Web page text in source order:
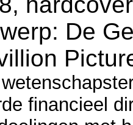
De
financieel